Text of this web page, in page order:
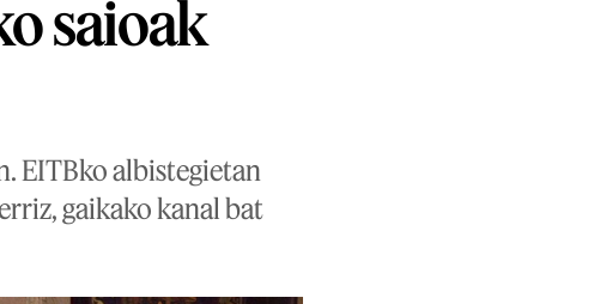
saioak
EITBko albistegietan
gaikako kanal bat